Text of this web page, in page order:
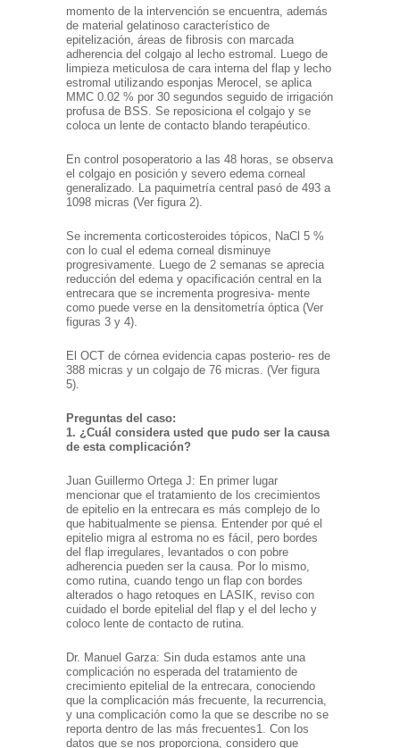
momento de la intervención se encuentra, además
de material gelatinoso característico de
epitelización, áreas de fibrosis con marcada
adherencia del colgajo al lecho estromal. Luego de
limpieza meticulosa de cara interna del flap y lecho
estromal utilizando esponjas Merocel, se aplica
MMC 0.02 % por 30 segundos seguido de irrigación
profusa de BSS. Se reposiciona el colgajo y se
coloca un lente de contacto blando terapéutico.
En control posoperatorio a las 48 horas, se observa
el colgajo en posición y severo edema corneal
generalizado. La paquimetría central pasó de 493 a
1098 micras (Ver figura 2).
Se incrementa corticosteroides tópicos, NaCl 5 %
con lo cual el edema corneal disminuye
progresivamente. Luego de 2 semanas se aprecia
reducción del edema y opacificación central en la
entrecara que se incrementa progresiva- mente
como puede verse en la densitometría óptica (Ver
figuras 3 y 4).
El OCT de córnea evidencia capas posterio- res de
388 micras y un colgajo de 76 micras. (Ver figura
5).
Preguntas del caso:
1. ¿Cuál considera usted que pudo ser la causa
de esta complicación?
Juan Guillermo Ortega J: En primer lugar
mencionar que el tratamiento de los crecimientos
de epitelio en la entrecara es más complejo de lo
que habitualmente se piensa. Entender por qué el
epitelio migra al estroma no es fácil, pero bordes
del flap irregulares, levantados o con pobre
adherencia pueden ser la causa. Por lo mismo,
como rutina, cuando tengo un flap con bordes
alterados o hago retoques en LASIK, reviso con
cuidado el borde epitelial del flap y el del lecho y
coloco lente de contacto de rutina.
Dr. Manuel Garza: Sin duda estamos ante una
complicación no esperada del tratamiento de
crecimiento epitelial de la entrecara, conociendo
que la complicación más frecuente, la recurrencia,
y una complicación como la que se describe no se
reporta dentro de las más frecuentes1. Con los
datos que se nos proporciona, considero que